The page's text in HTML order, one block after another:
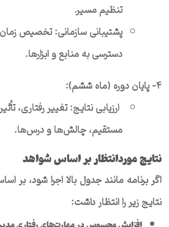
تنظیم مسیر.
پشتیبانی سازمانی: تخصیص
دسترسی به منابع و ابزارها.
۴- پایان دوره (ماه ششم):
ارزیابی نتایج: تغییر رفتاری،
مستقیم، چالش‌ها و درس‌ها.
نتایج موردانتظار بر اساس شواهد
اگر برنامه مانند جدول بالا اجرا شود، بر
نتایج زیر را انتظار داشت: